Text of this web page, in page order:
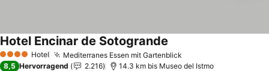
4 Sterne Hotel Mediterranes Essen mit Gartenblick
Hotel Encinar de Sotogrande
8,5 Hervorragend 2.216 14.3 km bis Museo del Istmo